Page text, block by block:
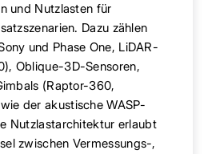
und Nutzlasten für
Dazu zählen
und Phase One, LiDAR-
Oblique-3D-Sensoren,
(Raptor-360,
der akustische WASP-
Nutzlastarchitektur erlaubt
zwischen Vermessungs-,